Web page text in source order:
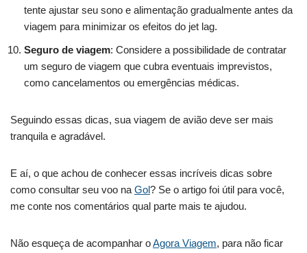
tente ajustar seu sono e alimentação gradualmente antes da
viagem para minimizar os efeitos do jet lag.
Seguro de viagem: Considere a possibilidade de contratar
um seguro de viagem que cubra eventuais imprevistos,
como cancelamentos ou emergências médicas.
Seguindo essas dicas, sua viagem de avião deve ser mais
tranquila e agradável.
E aí, o que achou de conhecer essas incríveis dicas sobre
como consultar seu voo na Gol? Se o artigo foi útil para você,
me conte nos comentários qual parte mais te ajudou.
Não esqueça de acompanhar oAgora Viagem, para não ficar